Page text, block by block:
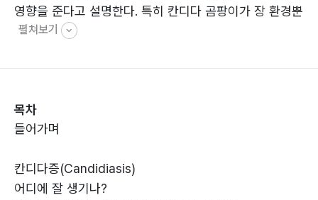
영향을 준다고 설명한다. 특히 칸디다 곰팡이가 장 환경뿐
아니라 질염, 피부 문제, 피로감 등 다양한 증상과 연결될
관리 등 실제 생활 속에서 실천할 수 있는 방법들을 함께
제시하며, 몸의 균형을 회복하는 방향을 안내한다. 《내 몸
몸의 이상 신호로 고민하는 사람들에게 새로운 시각을 제
시하는 책이다. 몸속 환경을 근본적으로 돌아보게 하며,
펼쳐보기
목차
들어가며
칸디다증(Candidiasis)
어디에 잘 생기나?